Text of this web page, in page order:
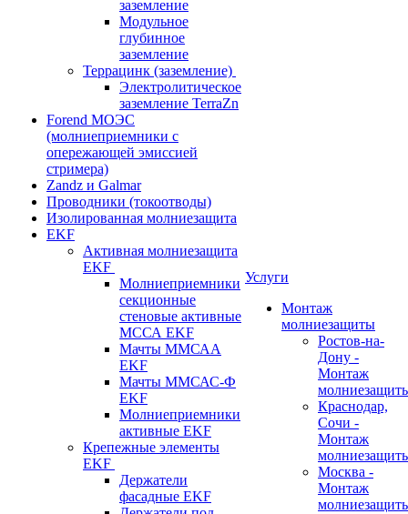
заземление
Модульное
глубинное
заземление
Террацинк (заземление)
Электролитическое
заземление TerraZn
Forend МОЭС
(молниеприемники с
опережающей эмиссией
стримера)
Zandz и Galmar
Проводники (токоотводы)
Изолированная молниезащита
EKF
Активная молниезащита
EKF
Молниеприемники
секционные
стеновые активные
МССА EKF
Мачты ММСАА
EKF
Мачты ММСАС-Ф
EKF
Молниеприемники
активные EKF
Крепежные элементы
EKF
Держатели
фасадные EKF
Услуги
Монтаж
молниезащиты
Ростов-на-
Дону -
Монтаж
Краснодар,
Сочи -
Монтаж
Москва -
Монтаж